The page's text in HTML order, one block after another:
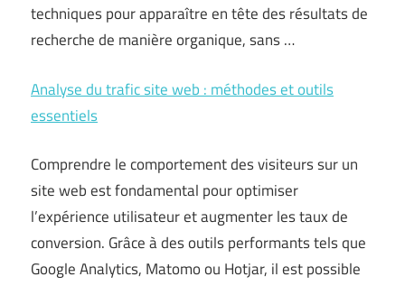
techniques pour apparaître en tête des résultats de
recherche de manière organique, sans …
Analyse du trafic site web : méthodes et outils
essentiels
Comprendre le comportement des visiteurs sur un
site web est fondamental pour optimiser
l’expérience utilisateur et augmenter les taux de
conversion. Grâce à des outils performants tels que
Google Analytics, Matomo ou Hotjar, il est possible